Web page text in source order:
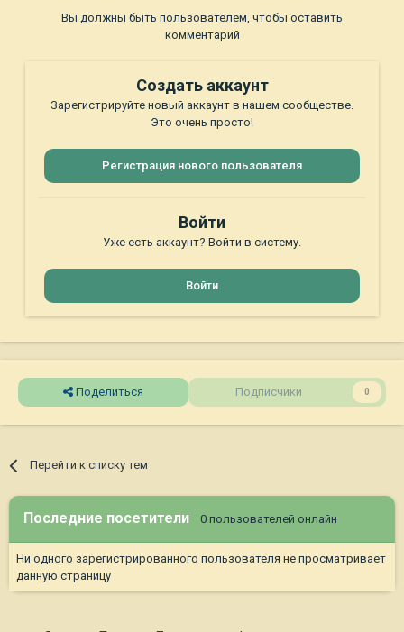
Вы должны быть пользователем, чтобы оставить
комментарий
Создать аккаунт
Зарегистрируйте новый аккаунт в нашем сообществе.
Это очень просто!
Регистрация нового пользователя
Войти
Уже есть аккаунт? Войти в систему.
Войти
Поделиться Подписчики 0
Перейти к списку тем
Последние посетители 0 пользователей онлайн
Ни одного зарегистрированного пользователя не просматривает
данную страницу